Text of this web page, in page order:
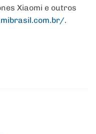
Xiaomi e outros
.